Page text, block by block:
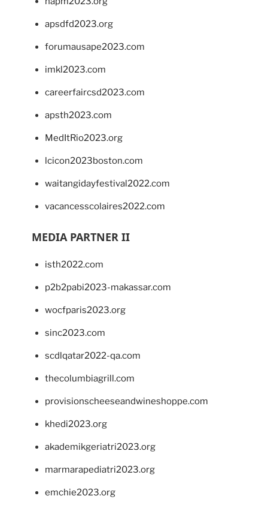
apsdfd2023.org
forumausape2023.com
imkl2023.com
careerfaircsd2023.com
apsth2023.com
MedItRio2023.org
lcicon2023boston.com
waitangidayfestival2022.com
vacancesscolaires2022.com
MEDIA PARTNER II
isth2022.com
p2b2pabi2023-makassar.com
wocfparis2023.org
sinc2023.com
scdlqatar2022-qa.com
thecolumbiagrill.com
provisionscheeseandwineshoppe.com
khedi2023.org
akademikgeriatri2023.org
marmarapediatri2023.org
emchie2023.org